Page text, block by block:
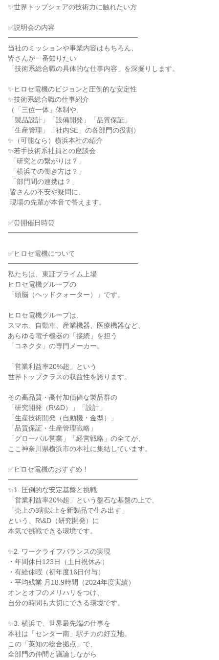
✨世界トップシェアの技術力に触れたい方
✅説明会の内容
━━━━━━━━━━━━━━━━━━━
当社のミッションや事業内容はもちろん、
皆さんが一番知りたい
「技術系総合職の具体的な仕事内容」を深掘りします。
✨ヒロセ電機のビジョンと圧倒的な安定性
✨技術系総合職の仕事紹介
（「三位一体」体制や、
「製品設計」「設備開発」「品質保証」
「生産管理」「社内SE」の各部門の役割）
✨（可能なら）横浜本社の紹介
✨若手技術系社員との座談会
✅⏰開催日時⏰
━━━━━━━━━━━━━━━━━━━
✅ヒロセ電機について
━━━━━━━━━━━━━━━━━━━
私たちは、東証プライム上場
ヒロセ電機グループの
「頭脳（ヘッドクォーター）」です。
ヒロセ電機グループは、
スマホ、自動車、産業機器、医療機器など、
あらゆる電子機器の「接続」を担う
「コネクタ」の専門メーカー。
「営業利益率20%超」という
世界トップクラスの収益性を誇ります。
その高品質・高付加価値な製品群の
「研究開発（R\&D）」「設計」
「生産技術開発（自動機・金型）」
「品質保証・生産管理戦略」
「グローバル営業」「経営戦略」の全てが、
ここ神奈川県横浜市の本社に集結しています。
✅ヒロセ電機のおすすめ！
━━━━━━━━━━━━━━━━━━━
✨1. 圧倒的な安定基盤と挑戦
「営業利益率20%超」という盤石な基盤の上で、
「売上の3割以上を新製品で生み出す」
という、R\&D（研究開発）に
本気で挑戦できる環境です。
✨2. ワークライフバランスの実現
・年間休日123日（土日祝休み）
・有給休暇（初年度16日付与）
・平均残業 月18.9時間（2024年度実績）
オンとオフのメリハリをつけ、
自分の時間も大切にできる環境です。
✨3. 横浜で、世界最先端の仕事を
本社は「センター南」駅チカの好立地。
この「英知の総合拠点」で、
全部門の仲間と議論しながら